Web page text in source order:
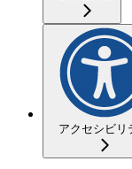
アクセシビリ